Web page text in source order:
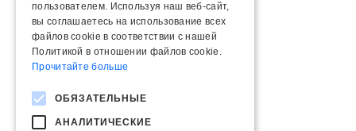
пользователем. Используя наш веб-сайт,
вы соглашаетесь на использование всех
файлов cookie в соответствии с нашей
Политикой в ​​отношении файлов cookie.
Прочитайте больше
ОБЯЗАТЕЛЬНЫЕ
АНАЛИТИЧЕСКИЕ